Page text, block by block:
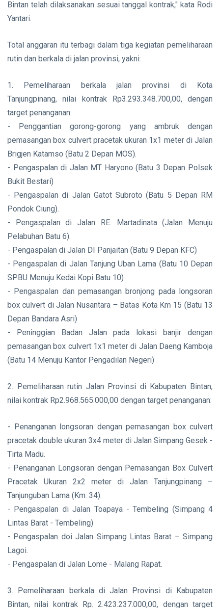
Bintan telah dilaksanakan sesuai tanggal kontrak," kata Rodi
Yantari.
Total anggaran itu terbagi dalam tiga kegiatan pemeliharaan
rutin dan berkala di jalan provinsi, yakni:
1. Pemeliharaan berkala jalan provinsi di Kota
Tanjungpinang, nilai kontrak Rp3.293.348.700,00, dengan
target penanganan:
- Penggantian gorong-gorong yang ambruk dengan
pemasangan box culvert pracetak ukuran 1x1 meter di Jalan
Brigjen Katamso (Batu 2 Depan MOS).
- Pengaspalan di Jalan MT Haryono (Batu 3 Depan Polsek
Bukit Bestari)
- Pengaspalan di Jalan Gatot Subroto (Batu 5 Depan RM
Pondok Ciung).
- Pengaspalan di Jalan RE. Martadinata (Jalan Menuju
Pelabuhan Batu 6).
- Pengaspalan di Jalan DI Panjaitan (Batu 9 Depan KFC)
- Pengaspalan di Jalan Tanjung Uban Lama (Batu 10 Depan
SPBU Menuju Kedai Kopi Batu 10)
- Pengaspalan dan pemasangan bronjong pada longsoran
box culvert di Jalan Nusantara – Batas Kota Km 15 (Batu 13
Depan Bandara Asri)
- Peninggian Badan Jalan pada lokasi banjir dengan
pemasangan box culvert 1x1 meter di Jalan Daeng Kamboja
(Batu 14 Menuju Kantor Pengadilan Negeri)
2. Pemeliharaan rutin Jalan Provinsi di Kabupaten Bintan,
nilai kontrak Rp2.968.565.000,00 dengan target penanganan:
- Penanganan longsoran dengan pemasangan box culvert
pracetak double ukuran 3x4 meter di Jalan Simpang Gesek -
Tirta Madu.
- Penanganan Longsoran dengan Pemasangan Box Culvert
Pracetak Ukuran 2x2 meter di Jalan Tanjungpinang –
Tanjunguban Lama (Km. 34).
- Pengaspalan di Jalan Toapaya - Tembeling (Simpang 4
Lintas Barat - Tembeling)
- Pengaspalan doi Jalan Simpang Lintas Barat – Simpang
Lagoi.
- Pengaspalan di Jalan Lome - Malang Rapat.
3. Pemeliharaan berkala di Jalan Provinsi di Kabupaten
Bintan, nilai kontrak Rp. 2.423.237.000,00, dengan target